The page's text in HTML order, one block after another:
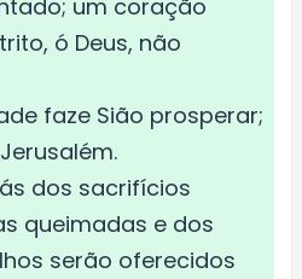
um coração
ó Deus, não
faze Sião prosperar;
dos sacrifícios
queimadas e dos
serão oferecidos